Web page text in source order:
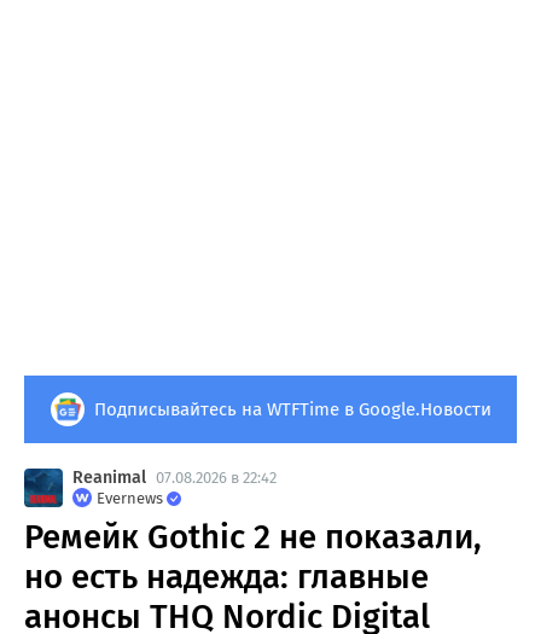
Подписывайтесь на WTFTime в Google.Новости
Reanimal 07.08.2026 в 22:42
Evernews
Ремейк Gothic 2 не показали,
но есть надежда: главные
анонсы THQ Nordic Digital